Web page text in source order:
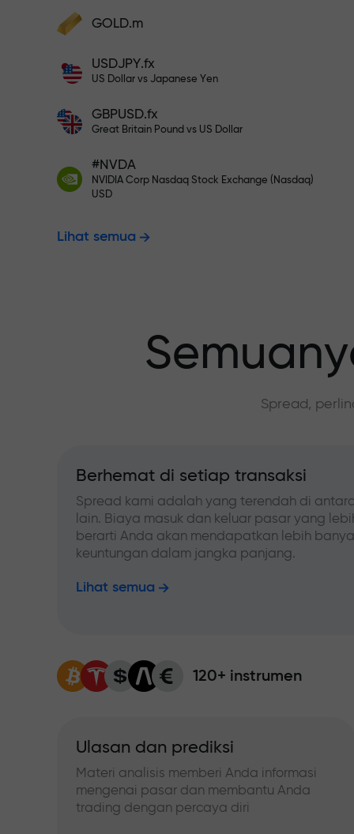
Lakukan deposit dan terima bonus 1.000
bukan salah ketik. Semakin besar
depositnya, semakin tinggi
Deposit ke akun Anda $333 —
Trading
menjamin
Bonus
GOLD.m
USDJPY.fx
US Dollar vs Japanese Yen
GBPUSD.fx
Great Britain Pound vs US Dollar
#NVDA
NVIDIA Corp Nasdaq Stock Exchange (Nasdaq)
USD
Lihat semua
Spread,
Berhemat di setiap transaksi
Spread kami adalah yang terendah di
lain. Biaya masuk dan keluar pasar yang
berarti Anda akan mendapatkan lebih
keuntungan dalam jangka panjang.
Lihat semua
120+ instrumen
Ulasan dan prediksi
Materi analisis memberi Anda informasi
mengenai pasar dan membantu Anda
trading dengan percaya diri